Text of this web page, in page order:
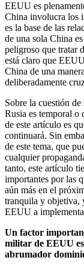
EEUU es
China involucra los
es la base de las
de una sola China
peligroso que tratar
está claro que
China de una
deliberadamente
Sobre la cuestión
Rusia es temporal o
de este artículo es
continuará. Sin
de este tema, que
cualquier
tanto, este artículo
importantes por las
aún más en el
tranquila y objetiva,
EEUU a
Un factor
militar de EEUU
abrumador